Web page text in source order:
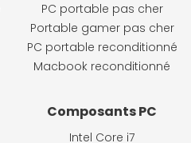
PC portable pas cher
Portable gamer pas cher
PC portable reconditionné
Macbook reconditionné
Composants PC
Intel Core i7